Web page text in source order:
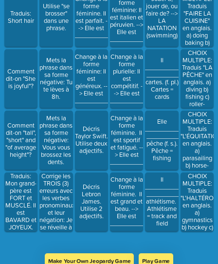
Traduis:
Short hair
Comment
dit-on "She
is joyful"?
Comment
dit-on "tall",
"short" and
"of average
height"?
Traduis:
Mon grand-
père est
FORT et
MUSCLÉ. Il
est
BAVARD et
JOYEUX.
Utilise "se
brosser"
dans une
phrase.
Mets la
phrase dans
sa forme
négative: Tu
te lèves à
8h.
Mets la
phrase dans
sa forme
négative:
Vous vous
brossez les
dents.
Corrige les
TROIS (3)
erreurs avec
les verbes
pronominaux
et leur
négation: Je
se réveille à
8h. Ensuite,
me pas
forme
féminine. Il
est parfait. -
-> Elle est
_______________.
Change à la
forme
féminine: Il
est
généreux. --
> Elle est
Décris
Taylor Swift.
Utilise deux
adjectifs.
Décris
Lebron
James.
Utilise 2
adjectifs.
forme
féminine: Il
est italien et
péruvien. -->
Elle est
_______________.
Change à la
forme
plurielle: Il
est
compétitif. -
-> Elle est
_______________.
Change à la
forme
féminine. Il
est sportif
et fatigué. --
> Elle est
_______________.
Change à la
forme
féminine. Il
est grand et
beau. -->
Elle est
_______________.
jouer de, ou
faire de? -->
LA
NATATION
(swimming)
Il
____________
cartes. (f. pl.)
Cartes =
cards
Elle
______________
______________
pêche (f. s.).
Pêche =
fishing
Il
_____________
______________
athlétisme.
Athlétisme
= track and
field
Traduis
"FAIRE LA
CUISINE"
en anglais.
a) doing
baking b)
doing
painting c)
doing
cooking
CHOIX
MULTIPLE:
Traduis "LA
PÊCHE" en
anglais. a)
diving b)
fishing c)
roller-
blading
CHOIX
MULTIPLE:
Traduis
en anglais.
a)
parasailing
b) horse-
back riding
c) diving
CHOIX
MULTIPLE:
Traduis
en anglais.
a)
gymnastics
b) hockey c)
weight-
Make Your Own Jeopardy Game Play Game